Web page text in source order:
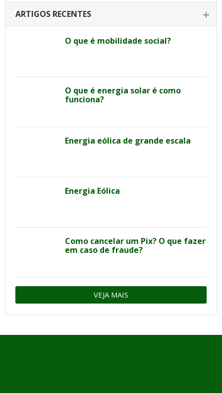
ARTIGOS RECENTES
O que é mobilidade social?
O que é energia solar é como
funciona?
Energia eólica de grande escala
Energia Eólica
Como cancelar um Pix? O que fazer
em caso de fraude?
VEJA MAIS